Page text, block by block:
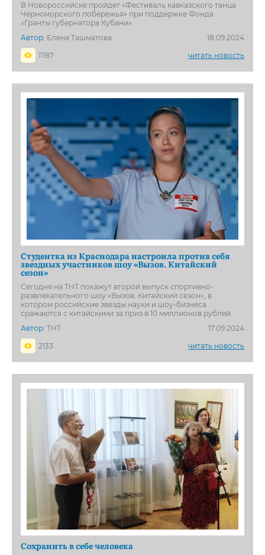
В Новороссийске пройдет «Фестиваль кавказского танца
Черноморского побережья» при поддержке Фонда
«Гранты губернатора Кубани»
Автор: Елена Ташматова
18.09.2024
1787
читать новость
Студентка из Краснодара настроила против себя
звездных участников шоу «Вызов. Китайский
сезон»
Сегодня на ТНТ покажут второй выпуск спортивно-
развлекательного шоу «Вызов. Китайский сезон», в
котором российские звезды науки и шоу-бизнеса
сражаются с китайскими за приз в 10 миллионов рублей
Автор: ТНТ
17.09.2024
2133
читать новость
Сохранить в себе человека